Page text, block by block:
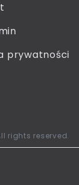
prywatności
rights reserved.